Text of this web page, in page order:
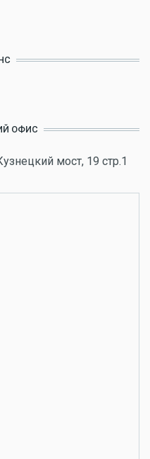
ОФИС
мост, 19 стр.1